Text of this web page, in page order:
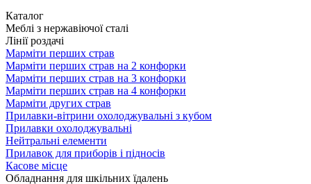
Каталог
Меблі з нержавіючої сталі
Лінії роздачі
Марміти перших страв
Марміти перших страв на 2 конфорки
Марміти перших страв на 3 конфорки
Марміти перших страв на 4 конфорки
Марміти других страв
Прилавки-вітрини охолоджувальні з кубом
Прилавки охолоджувальні
Нейтральні елементи
Прилавок для приборів і підносів
Касове місце
Обладнання для шкільних їдалень